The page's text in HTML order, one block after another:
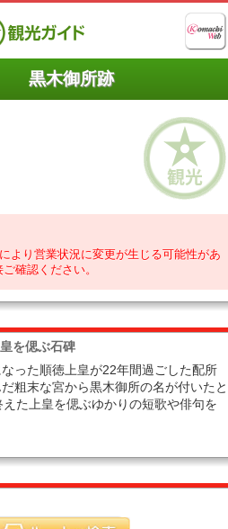
黒木御所跡
より営業状況に変更が生じる可能性があ
確認ください。
を偲ぶ石碑
った順徳上皇が22年間過ごした配所
粗末な宮から黒木御所の名が付いたと
た上皇を偲ぶゆかりの短歌や俳句を